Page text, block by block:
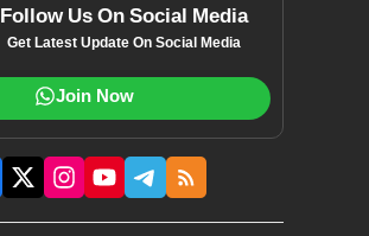
Follow Us On Social Media
Get Latest Update On Social Media
Join Now